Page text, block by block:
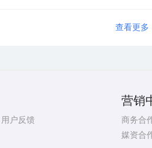
查看更多
用户反馈
营销
商务合
媒资合